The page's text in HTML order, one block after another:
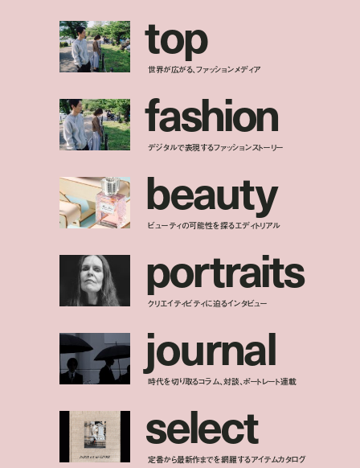
top
世界が広がる、ファッションメディア
fashion
デジタルで表現するファッションストーリー
beauty
ビューティの可能性を探るエディトリアル
portraits
クリエイティビティに迫るインタビュー
journal
時代を切り取るコラム、対談、ポートレート連載
select
定番から最新作までを網羅するアイテムカタログ